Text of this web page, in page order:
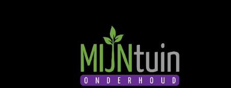
naar
navigatie
inhoud